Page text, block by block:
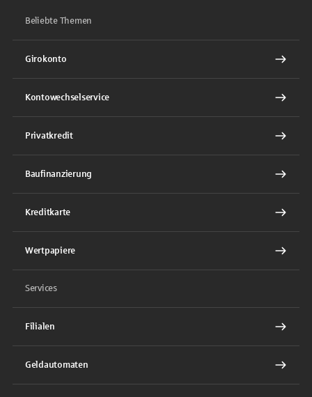
Beliebte Themen
Girokonto
Kontowechselservice
Privatkredit
Baufinanzierung
Kreditkarte
Wertpapiere
Services
Filialen
Geldautomaten